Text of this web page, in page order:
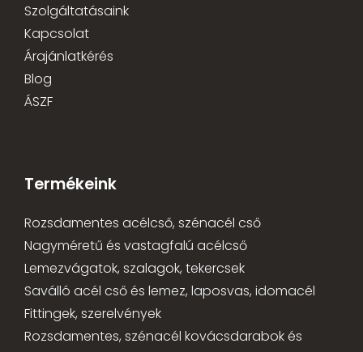
Szolgáltatásaink
Kapcsolat
Árajánlatkérés
Blog
ÁSZF
Termékeink
Rozsdamentes acélcső, szénacél cső
Nagyméretű és vastagfalú acélcső
Lemezvágatok, szalagok, tekercsek
Saválló acél cső és lemez, laposvas, idomacél
Fittingek, szerelvények
Rozsdamentes, szénacél kovácsdarabok és